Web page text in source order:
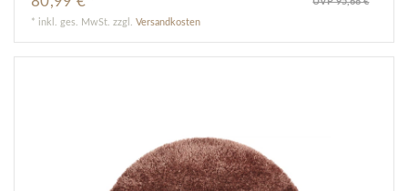
* inkl. ges. MwSt. zzgl.Versandkosten